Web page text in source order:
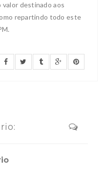
valor destinado aos
repartindo todo este